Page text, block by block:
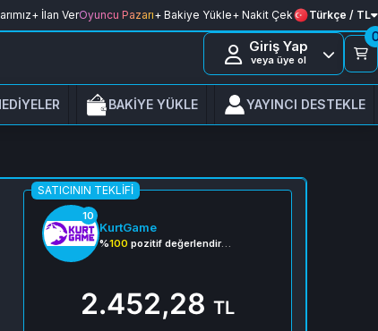
+ İlan VerOyuncu Pazarı+ Bakiye Yükle+ Nakit Çek Türkçe / TL
Giriş Yap
veya üye ol
BAKİYE YÜKLE YAYINCI DESTEKLE
SATICININ TEKLIFI
10
KurtGame
%100 pozitif değerlendirme
2.452,28 TL